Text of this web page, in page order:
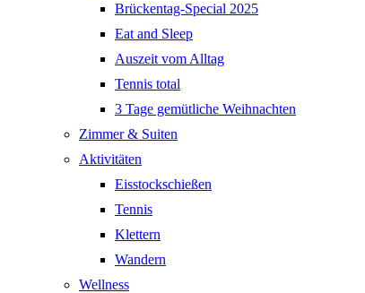
Brückentag-Special 2025
Eat and Sleep
Auszeit vom Alltag
Tennis total
3 Tage gemütliche Weihnachten
Zimmer & Suiten
Aktivitäten
Eisstockschießen
Tennis
Klettern
Wandern
Wellness